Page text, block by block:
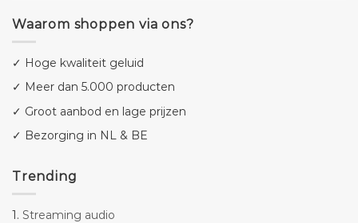
Waarom shoppen via ons?
✓ Hoge kwaliteit geluid
✓ Meer dan 5.000 producten
✓ Groot aanbod en lage prijzen
✓ Bezorging in NL & BE
Trending
1. Streaming audio